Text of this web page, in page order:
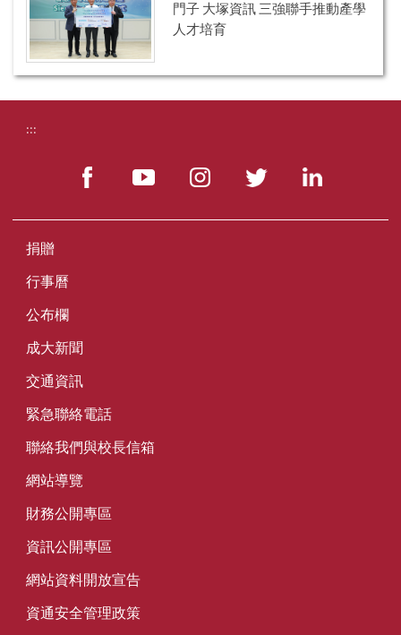
門子 大塚資訊 三強聯手推動產學
人才培育
:::
捐贈
行事曆
公布欄
成大新聞
交通資訊
緊急聯絡電話
聯絡我們與校長信箱
網站導覽
財務公開專區
資訊公開專區
網站資料開放宣告
資通安全管理政策